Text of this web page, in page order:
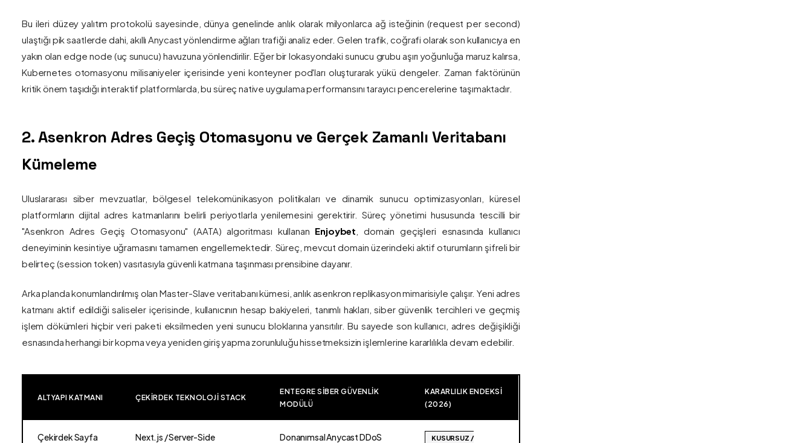
Bu ileri düzey yalıtım protokolü sayesinde, dünya genelinde anlık olarak milyonlarca ağ isteğinin (request per second)
ulaştığı pik saatlerde dahi, akıllı Anycast yönlendirme ağları trafiği analiz eder. Gelen trafik, coğrafi olarak son kullanıcıya en
yakın olan edge node (uç sunucu) havuzuna yönlendirilir. Eğer bir lokasyondaki sunucu grubu aşırı yoğunluğa maruz kalırsa,
Kubernetes otomasyonu milisaniyeler içerisinde yeni konteyner pod'ları oluşturarak yükü dengeler. Zaman faktörünün
kritik önem taşıdığı interaktif platformlarda, bu süreç native uygulama performansını tarayıcı pencerelerine taşımaktadır.
2. Asenkron Adres Geçiş Otomasyonu ve Gerçek Zamanlı Veritabanı
Kümeleme
Uluslararası siber mevzuatlar, bölgesel telekomünikasyon politikaları ve dinamik sunucu optimizasyonları, küresel
platformların dijital adres katmanlarını belirli periyotlarla yenilemesini gerektirir. Süreç yönetimi hususunda tescilli bir
"Asenkron Adres Geçiş Otomasyonu" (AATA) algoritması kullanan Enjoybet , domain geçişleri esnasında kullanıcı
deneyiminin kesintiye uğramasını tamamen engellemektedir. Süreç, mevcut domain üzerindeki aktif oturumların şifreli bir
belirteç (session token) vasıtasıyla güvenli katmana taşınması prensibine dayanır.
Arka planda konumlandırılmış olan Master-Slave veritabanı kümesi, anlık asenkron replikasyon mimarisiyle çalışır. Yeni adres
katmanı aktif edildiği saliseler içerisinde, kullanıcının hesap bakiyeleri, tanımlı hakları, siber güvenlik tercihleri ve geçmiş
işlem dökümleri hiçbir veri paketi eksilmeden yeni sunucu bloklarına yansıtılır. Bu sayede son kullanıcı, adres değişikliği
esnasında herhangi bir kopma veya yeniden giriş yapma zorunluluğu hissetmeksizin işlemlerine kararlılıkla devam edebilir.
ALTYAPI KATMANI ÇEKIRDEK TEKNOLOJI STACK
ENTEGRE SIBER GÜVENLIK
MODÜLÜ
KARARLILIK ENDEKSI
(2026)
Çekirdek Sayfa
Next.js / Server-Side
Donanımsal Anycast DDoS
KUSURSUZ /